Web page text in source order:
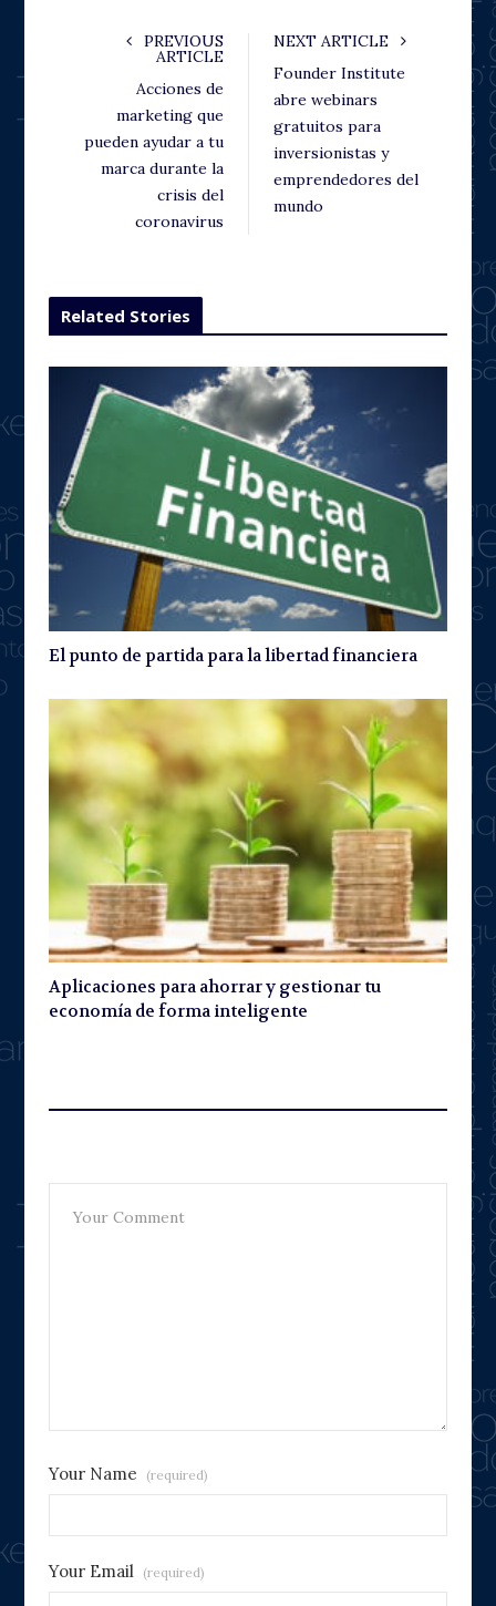
PREVIOUS
ARTICLE
Acciones de
marketing que
pueden ayudar a tu
marca durante la
crisis del
coronavirus
NEXT ARTICLE
Founder Institute
abre webinars
gratuitos para
inversionistas y
emprendedores del
mundo
Related Stories
El punto de partida para la libertad financiera
Aplicaciones para ahorrar y gestionar tu
economía de forma inteligente
Your Name (required)
Your Email (required)